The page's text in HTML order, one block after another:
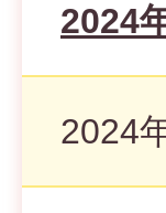
2024
2024